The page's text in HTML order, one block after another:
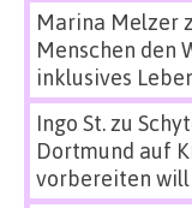
Marina Melzer
Menschen den
inklusives
Ingo St.zu
Dortmund auf
vorbereiten will